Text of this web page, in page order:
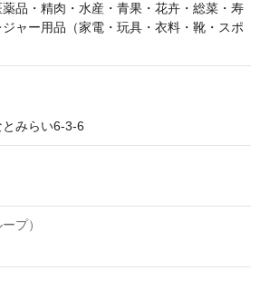
品・精肉・水産・青果・花卉・総菜・寿
ャー用品（家電・玩具・衣料・靴・スポ
みらい6-3-6
プ）